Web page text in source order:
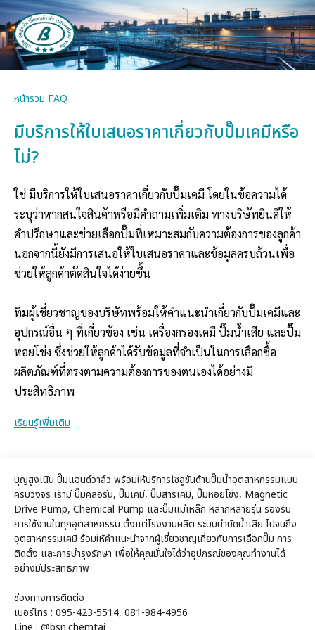
หน้ารวม FAQ
มีบริการให้ใบเสนอราคาเกี่ยวกับปั๊มเคมีหรือ
ไม่?
ใช่ มีบริการให้ใบเสนอราคาเกี่ยวกับปั๊มเคมี โดยในข้อความได้
ระบุว่าหากสนใจสินค้าหรือมีคำถามเพิ่มเติม ทางบริษัทยินดีให้
คำปรึกษาและช่วยเลือกปั๊มที่เหมาะสมกับความต้องการของลูกค้า
นอกจากนี้ยังมีการเสนอให้ใบเสนอราคาและข้อมูลครบถ้วนเพื่อ
ช่วยให้ลูกค้าตัดสินใจได้ง่ายขึ้น
ทีมผู้เชี่ยวชาญของบริษัทพร้อมให้คำแนะนำเกี่ยวกับปั๊มเคมีและ
อุปกรณ์อื่น ๆ ที่เกี่ยวข้อง เช่น เครื่องกรองเคมี ปั๊มน้ำเสีย และปั๊ม
หอยโข่ง ซึ่งช่วยให้ลูกค้าได้รับข้อมูลที่จำเป็นในการเลือกซื้อ
ผลิตภัณฑ์ที่ตรงตามความต้องการของตนเองได้อย่างมี
ประสิทธิภาพ
เรียนรู้เพิ่มเติม
บุญสูงเนิน ปั๊มแอนด์วาล์ว พร้อมให้บริการโซลูชันด้านปั๊มน้ำอุตสาหกรรมแบบ
ครบวงจร เรามี ปั๊มคลอรีน, ปั๊มเคมี, ปั๊มสารเคมี, ปั๊มหอยโข่ง, Magnetic
Drive Pump, Chemical Pump และปั๊มแม่เหล็ก หลากหลายรุ่น รองรับ
การใช้งานในทุกอุตสาหกรรม ตั้งแต่โรงงานผลิต ระบบบำบัดน้ำเสีย ไปจนถึง
อุตสาหกรรมเคมี ร้อมให้คำแนะนำจากผู้เชี่ยวชาญเกี่ยวกับการเลือกปั๊ม การ
ติดตั้ง และการบำรุงรักษา เพื่อให้คุณมั่นใจได้ว่าอุปกรณ์ของคุณทำงานได้
อย่างมีประสิทธิภาพ
ช่องทางการติดต่อ
เบอร์โทร : 095-423-5514, 081-984-4956